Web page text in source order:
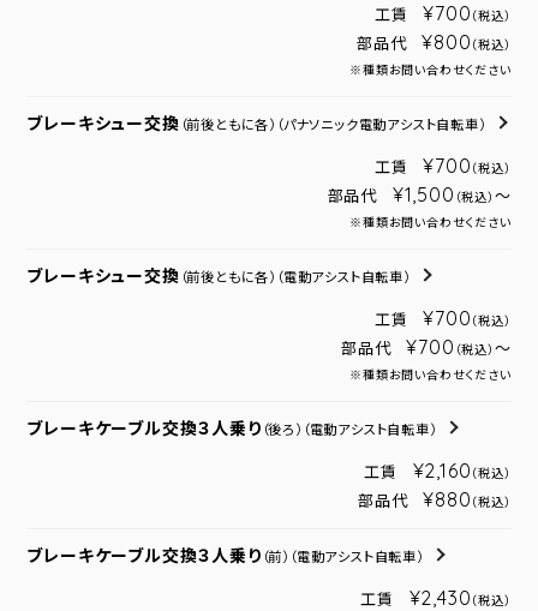
工賃 ¥700 （税込）
部品代 ¥800 （税込）
※種類お問い合わせください
ブレーキシュー交換 （前後ともに各） （パナソニック電動アシスト自転車）
工賃 ¥700 （税込）
部品代 ¥1,500 （税込） ～
※種類お問い合わせください
ブレーキシュー交換 （前後ともに各） （電動アシスト自転車）
工賃 ¥700 （税込）
部品代 ¥700 （税込） ～
※種類お問い合わせください
ブレーキケーブル交換３人乗り （後ろ） （電動アシスト自転車）
工賃 ¥2,160 （税込）
部品代 ¥880 （税込）
ブレーキケーブル交換３人乗り （前） （電動アシスト自転車）
工賃 ¥2,430 （税込）